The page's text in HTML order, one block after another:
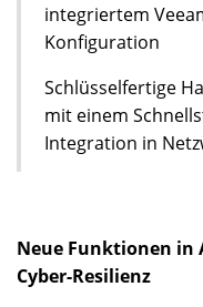
integriertem
Konfiguration
Schlüsselfertige
mit einem
Integration in
Neue Funktionen in
Cyber-Resilienz